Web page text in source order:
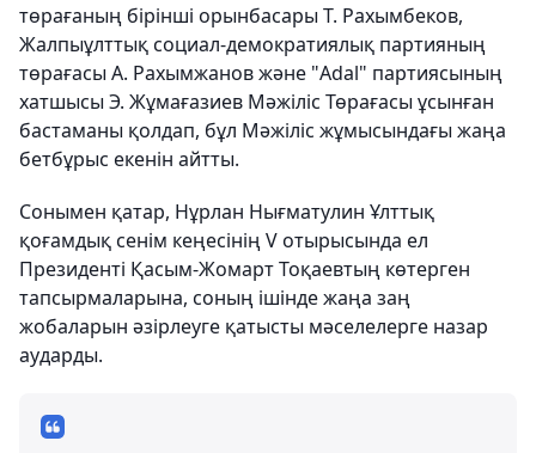
төрағаның бірінші орынбасары Т. Рахымбеков,
Жалпыұлттық социал-демократиялық партияның
төрағасы А. Рахымжанов және "Adal" партиясының
хатшысы Э. Жұмағазиев Мәжіліс Төрағасы ұсынған
бастаманы қолдап, бұл Мәжіліс жұмысындағы жаңа
бетбұрыс екенін айтты.
Сонымен қатар, Нұрлан Нығматулин Ұлттық
қоғамдық сенім кеңесінің V отырысында ел
Президенті Қасым-Жомарт Тоқаевтың көтерген
тапсырмаларына, соның ішінде жаңа заң
жобаларын әзірлеуге қатысты мәселелерге назар
аударды.